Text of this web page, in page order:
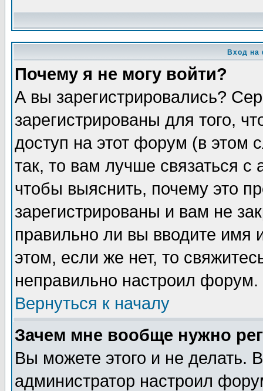
Вход на
Почему я не могу войти?
А вы зарегистрировались?
зарегистрированы для того,
доступ на этот форум (в этом
так, то вам лучше связаться
чтобы выяснить, почему это
зарегистрированы и вам не
правильно ли вы вводите
этом, если же нет, то
неправильно настроил форум.
Вернуться к началу
Зачем мне вообще нужно
Вы можете этого и не делать.
администратор настроил